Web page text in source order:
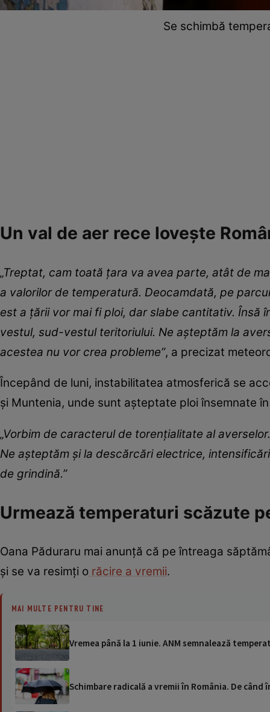
Se schimbă
Un val de aer rece lovește
„Treptat, cam toată țara va avea parte, atât de
a valorilor de temperatură. Deocamdată, pe
est a țării vor mai fi ploi, dar slabe cantitativ. Însă
vestul, sud-vestul teritoriului. Ne așteptăm la
acestea nu vor crea probleme”, a precizat
Începând de luni, instabilitatea atmosferică se
și Muntenia, unde sunt așteptate ploi însemnate
„Vorbim de caracterul de torențialitate al
Ne așteptăm și la descărcări electrice,
de grindină.”
Urmează temperaturi scăzute
Oana Păduraru mai anunță că pe întreaga
și se va resimți o răcire a vremii.
MAI MULTE PENTRU TINE
Vremea până la 1 iunie. ANM semnalează
Schimbare radicală a vremii în România. De